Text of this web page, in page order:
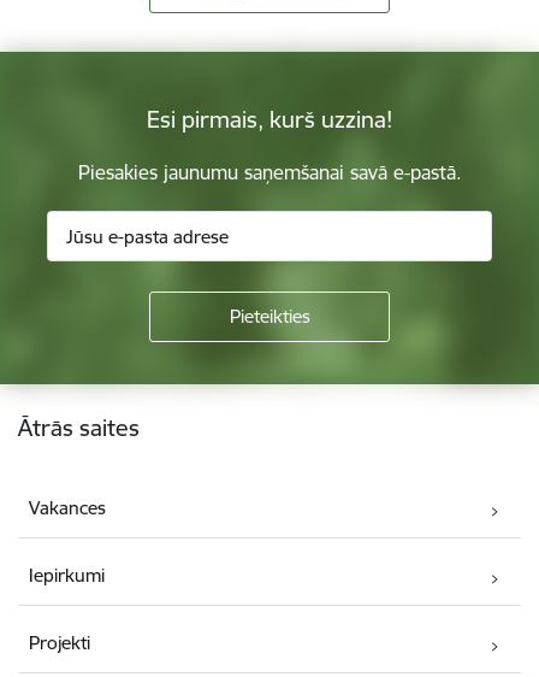
Esi pirmais, kurš uzzina!
Piesakies jaunumu saņemšanai savā e-pastā.
Kājene
Ātrās saites
Vakances
Iepirkumi
Projekti